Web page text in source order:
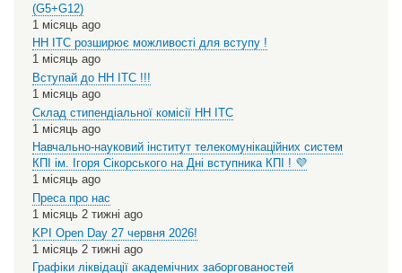
(G5+G12)
1 місяць ago
НН ІТС розширює можливості для вступу !
1 місяць ago
Вступай до НН ІТС !!!
1 місяць ago
Склад стипендіальної комісії НН ІТС
1 місяць ago
Навчально-науковий інститут телекомунікаційних систем
КПІ ім. Ігоря Сікорського на Дні вступника КПІ ! 💜
1 місяць ago
Преса про нас
1 місяць 2 тижні ago
KPI Open Day 27 червня 2026!
1 місяць 2 тижні ago
Графіки ліквідації академічних заборгованостей